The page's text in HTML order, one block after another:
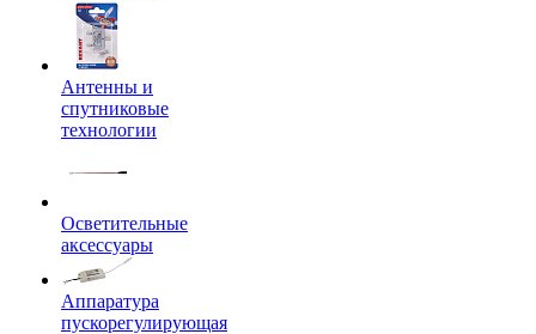
Антенны и
спутниковые
технологии
Осветительные
аксессуары
Аппаратура
пускорегулирующая